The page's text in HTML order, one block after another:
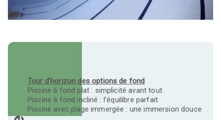
Tour d’horizon des options de fond
Piscine à fond plat : simplicité avant tout
Piscine à fond incliné : l’équilibre parfait
Piscine avec plage immergée : une immersion douce